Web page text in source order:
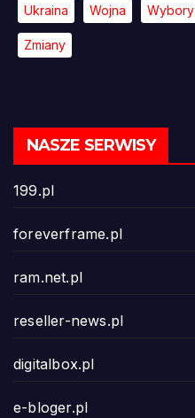
Ukraina Wojna Wybory
Zmiany
NASZE SERWISY
199.pl
foreverframe.pl
ram.net.pl
reseller-news.pl
digitalbox.pl
e-bloger.pl